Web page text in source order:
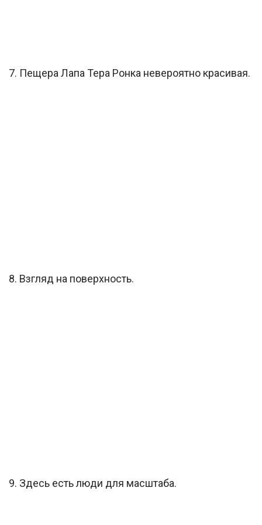
7. Пещера Лапа Тера Ронка невероятно красивая.
8. Взгляд на поверхность.
9. Здесь есть люди для масштаба.